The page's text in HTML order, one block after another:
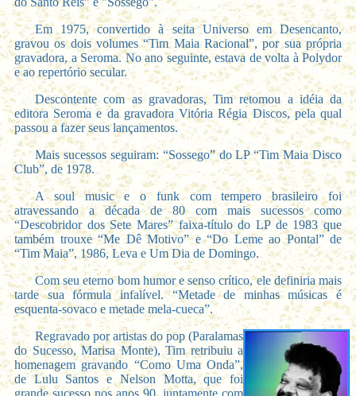
Em 1975, convertido à seita Universo em Desencanto,
gravou os dois volumes “Tim Maia Racional”, por sua própria
gravadora, a Seroma. No ano seguinte, estava de volta à Polydor
e ao repertório secular.
Descontente com as gravadoras, Tim retomou a idéia da
editora Seroma e da gravadora Vitória Régia Discos, pela qual
passou a fazer seus lançamentos.
Mais sucessos seguiram: “Sossego” do LP “Tim Maia Disco
Club”, de 1978.
A soul music e o funk com tempero brasileiro foi
atravessando a década de 80 com mais sucessos como
“Descobridor dos Sete Mares” faixa-título do LP de 1983 que
também trouxe “Me Dê Motivo” e “Do Leme ao Pontal” de
“Tim Maia”, 1986, Leva e Um Dia de Domingo.
Com seu eterno bom humor e senso crítico, ele definiria mais
tarde sua fórmula infalível. “Metade de minhas músicas é
esquenta-sovaco e metade mela-cueca”.
Regravado por artistas do pop (Paralamas
do Sucesso, Marisa Monte), Tim retribuiu a
homenagem gravando “Como Uma Onda”,
de Lulu Santos e Nelson Motta, que foi
grande sucesso nos anos 90, juntamente com